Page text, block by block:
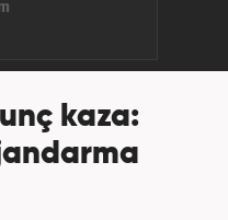
kaza: